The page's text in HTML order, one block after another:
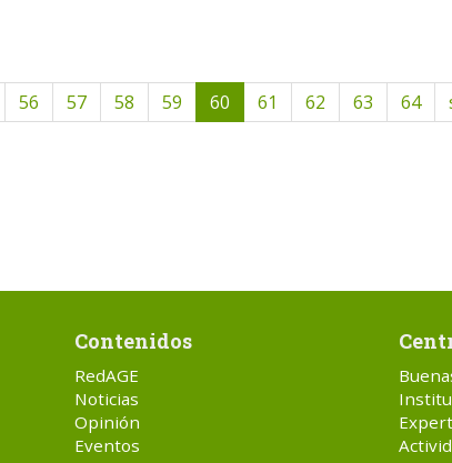
56 57 58 59 60 61 62 63 64
Contenidos
RedAGE
Noticias
Opinión
Eventos